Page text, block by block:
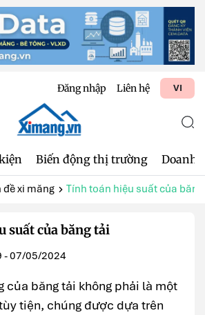
Đăng nhập Liên hệ VI
Biến động thị trường Doanh
đề xi măng Tính toán hiệu suất của
suất của băng tải
- 07/05/2024
của băng tải không phải là một
tiện, chúng được dựa trên